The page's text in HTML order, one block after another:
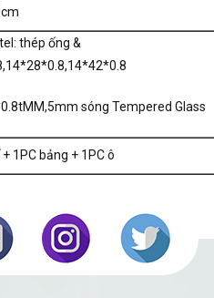
thép ống &
sóng Tempered Glass
1PC bảng + 1PC ô